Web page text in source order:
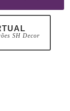
SH Decor